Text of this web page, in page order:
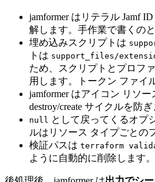
jamformer はリテラル Jamf
解します。手作業で書くのと
埋め込みスクリプトは
トは support_files/
ため、スクリプトとプロフ
用します。トークン ファイ
jamformer はアイコン リソ
destroy/create サイクルを防ぎ
null として戻ってくるオプ
ルはリソース タイプごとの
検証パスは terraform
ように自動的に削除します。